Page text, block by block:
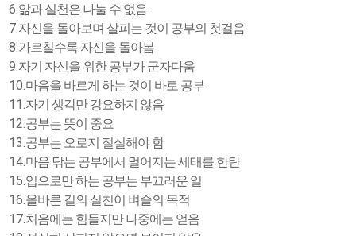
6. 앎과 실천은 나눌 수 없음
7. 자신을 돌아보며 살피는 것이 공부의 첫걸음
8. 가르칠수록 자신을 돌아봄
9. 자기 자신을 위한 공부가 군자다움
10. 마음을 바르게 하는 것이 바로 공부
11. 자기 생각만 강요하지 않음
12. 공부는 뜻이 중요
13. 공부는 오로지 절실해야 함
14. 마음 닦는 공부에서 멀어지는 세태를 한탄
15. 입으로만 하는 공부는 부끄러운 일
16. 올바른 길의 실천이 벼슬의 목적
17. 처음에는 힘들지만 나중에는 얻음